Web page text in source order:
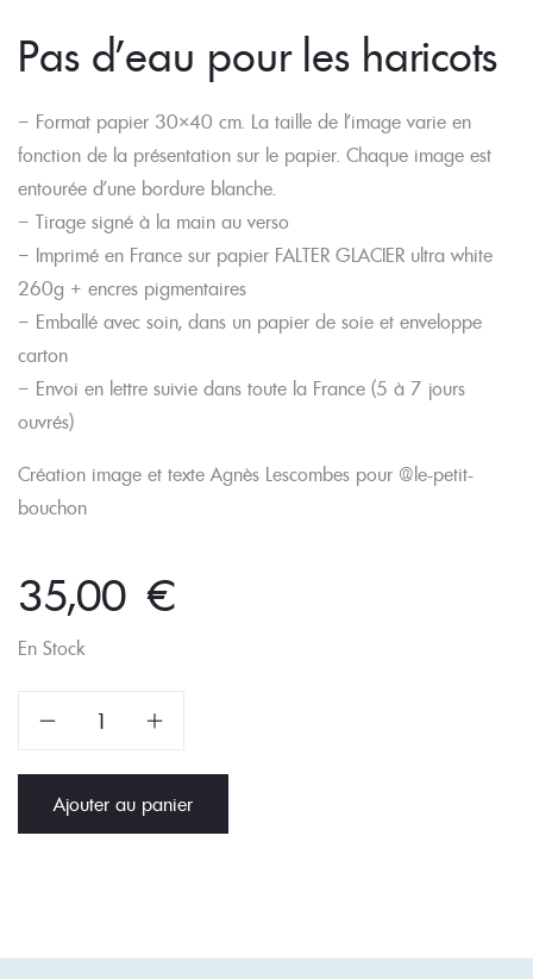
Pas d’eau pour les haricots
– Format papier 30×40 cm. La taille de l’image varie en
fonction de la présentation sur le papier. Chaque image est
entourée d’une bordure blanche.
– Tirage signé à la main au verso
– Imprimé en France sur papier FALTER GLACIER ultra white
260g + encres pigmentaires
– Emballé avec soin, dans un papier de soie et enveloppe
carton
– Envoi en lettre suivie dans toute la France (5 à 7 jours
ouvrés)
Création image et texte Agnès Lescombes pour @le-petit-
bouchon
35,00€
En Stock
Pas
d'eau
pour
Ajouter au panier